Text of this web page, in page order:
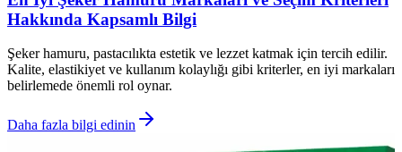
Hakkında Kapsamlı Bilgi
Şeker hamuru, pastacılıkta estetik ve lezzet katmak için tercih edilir.
Kalite, elastikiyet ve kullanım kolaylığı gibi kriterler, en iyi markaları
belirlemede önemli rol oynar.
Daha fazla bilgi edinin